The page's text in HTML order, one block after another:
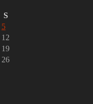
S
5
12
19
26